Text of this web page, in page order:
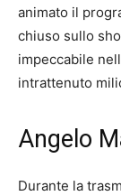
animato il
chiuso sullo
impeccabile
intrattenuto
Angelo
Durante la